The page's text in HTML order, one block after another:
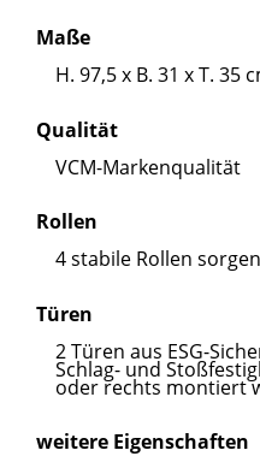
Maße
H. 97,5 x B. 31 x T. 35
Qualität
VCM-Markenqualität
Rollen
4 stabile Rollen
Türen
2 Türen aus ESG-
Schlag- und
oder rechts montiert
weitere Eigenschaften